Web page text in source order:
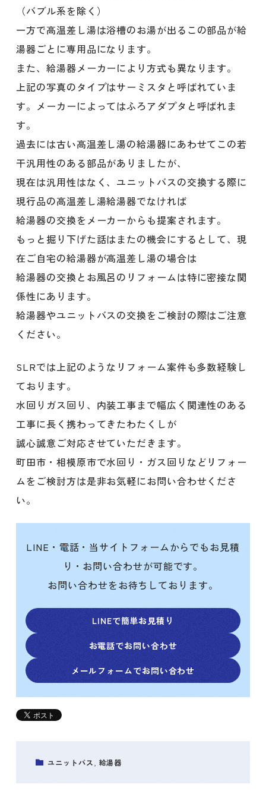
（バブル系を除く）
一方で高温差し湯は浴槽のお湯が出るこの部品が給
湯器ごとに専用品になります。
また、給湯器メーカーにより方式も異なります。
上記の写真のタイプはサーミスタと呼ばれていま
す。メーカーによってはふろアダプタと呼ばれま
す。
過去には古い高温差し湯の給湯器にあわせてこの若
干汎用性のある部品がありましたが、
現在は汎用性はなく、ユニットバスの交換する際に
現行品の高温差し湯給湯器でなければ
給湯器の交換をメーカーからも提案されます。
もっと掘り下げた話はまたの機会にするとして、現
在ご自宅の給湯器が高温差し湯の場合は
給湯器の交換とお風呂のリフォームは特に密接な関
係性にあります。
給湯器やユニットバスの交換をご検討の際はご注意
ください。
SLRでは上記のようなリフォーム案件も多数経験し
ております。
水回りガス回り、内装工事まで幅広く関連性のある
工事に長く携わってきたわたくしが
誠心誠意ご対応させていただきます。
町田市・相模原市で水回り・ガス回りなどリフォー
ムをご検討方は是非お気軽にお問い合わせくださ
い。
LINE・電話・当サイトフォームからでもお見積
り・お問い合わせが可能です。
お問い合わせをお待ちしております。
LINEで簡単お見積り
お電話でお問い合わせ
メールフォームでお問い合わせ
ユニットバス 給湯器